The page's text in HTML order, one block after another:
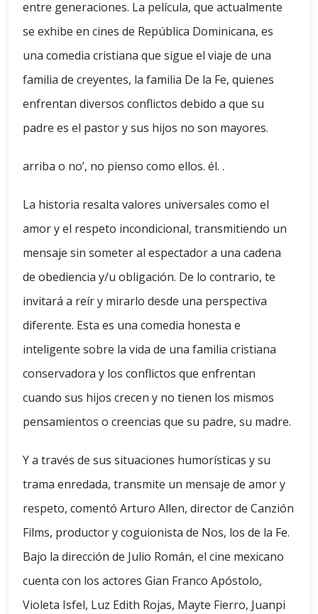
entre generaciones. La película, que actualmente
se exhibe en cines de República Dominicana, es
una comedia cristiana que sigue el viaje de una
familia de creyentes, la familia De la Fe, quienes
enfrentan diversos conflictos debido a que su
padre es el pastor y sus hijos no son mayores.
arriba o no’, no pienso como ellos. él. .
La historia resalta valores universales como el
amor y el respeto incondicional, transmitiendo un
mensaje sin someter al espectador a una cadena
de obediencia y/u obligación. De lo contrario, te
invitará a reír y mirarlo desde una perspectiva
diferente. Esta es una comedia honesta e
inteligente sobre la vida de una familia cristiana
conservadora y los conflictos que enfrentan
cuando sus hijos crecen y no tienen los mismos
pensamientos o creencias que su padre, su madre.
Y a través de sus situaciones humorísticas y su
trama enredada, transmite un mensaje de amor y
respeto, comentó Arturo Allen, director de Canzión
Films, productor y coguionista de Nos, los de la Fe.
Bajo la dirección de Julio Román, el cine mexicano
cuenta con los actores Gian Franco Apóstolo,
Violeta Isfel, Luz Edith Rojas, Mayte Fierro, Juanpi